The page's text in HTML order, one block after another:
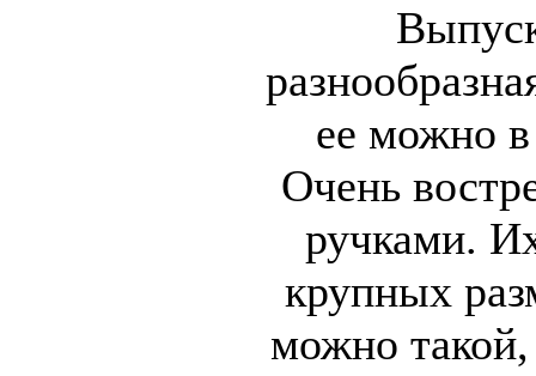
ее можно
Очень
ручками.
крупных
можно такой,